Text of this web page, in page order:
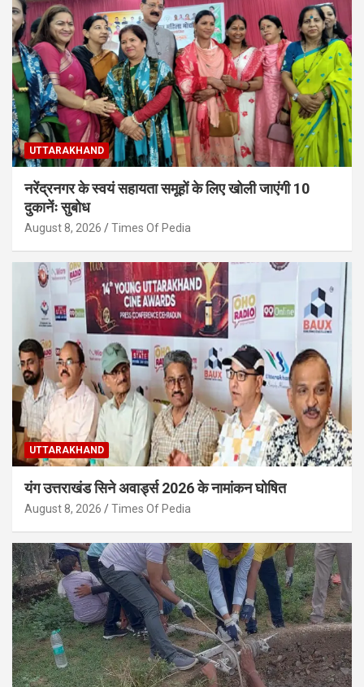
UTTARAKHAND
नरेंद्रनगर के स्वयं सहायता समूहों के लिए खोली जाएंगी 10
दुकानेंः सुबोध
August 8, 2026 Times Of Pedia
UTTARAKHAND
यंग उत्तराखंड सिने अवार्ड्स 2026 के नामांकन घोषित
August 8, 2026 Times Of Pedia